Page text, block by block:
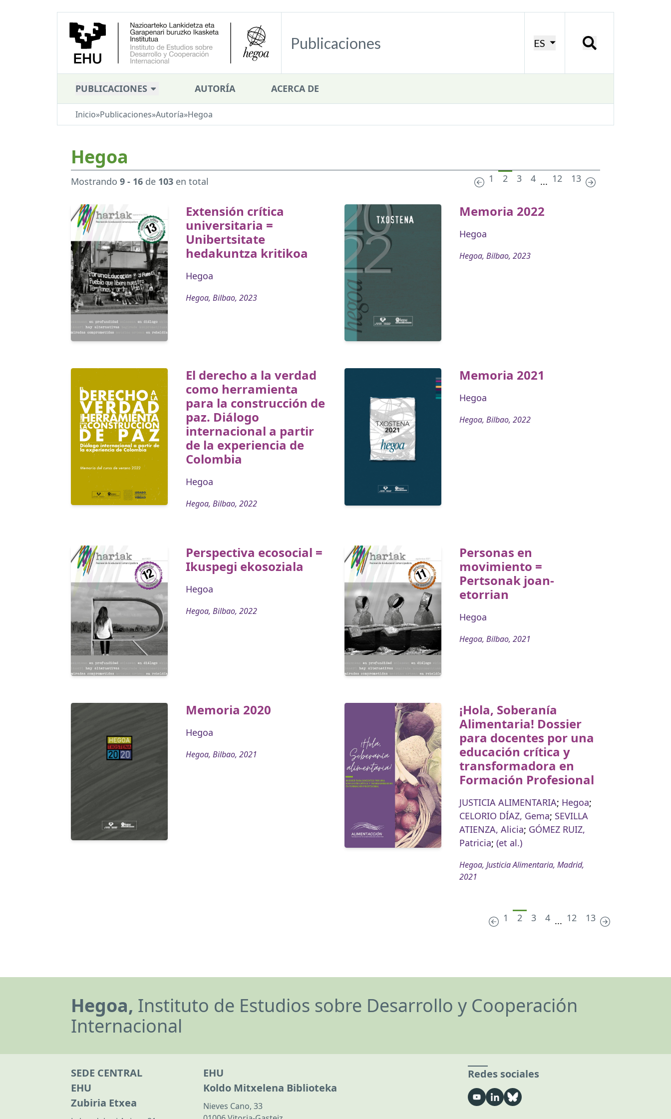
Publicaciones ES
PUBLICACIONES AUTORÍA ACERCA DE
Inicio»Publicaciones»Autoría»Hegoa
Hegoa
Mostrando 9 - 16 de 103 en total 1 2 3 4 ... 12 13
Extensión crítica
universitaria =
Unibertsitate
hedakuntza kritikoa
Hegoa
Hegoa, Bilbao, 2023
Memoria 2022
Hegoa
Hegoa, Bilbao, 2023
El derecho a la verdad
como herramienta
para la construcción de
paz. Diálogo
internacional a partir
de la experiencia de
Colombia
Hegoa
Hegoa, Bilbao, 2022
Memoria 2021
Hegoa
Hegoa, Bilbao, 2022
Perspectiva ecosocial =
Ikuspegi ekosoziala
Hegoa
Hegoa, Bilbao, 2022
Personas en
movimiento =
Pertsonak joan-
etorrian
Hegoa
Hegoa, Bilbao, 2021
Memoria 2020
Hegoa
Hegoa, Bilbao, 2021
¡Hola, Soberanía
Alimentaria! Dossier
para docentes por una
educación crítica y
transformadora en
Formación Profesional
JUSTICIA ALIMENTARIA; Hegoa;
CELORIO DÍAZ, Gema; SEVILLA
ATIENZA, Alicia; GÓMEZ RUIZ,
Patricia; (et al.)
Hegoa, Justicia Alimentaria, Madrid,
2021
1 2 3 4 ... 12 13
Hegoa, Instituto de Estudios sobre Desarrollo y Cooperación
Internacional
SEDE CENTRAL
EHU
Zubiria Etxea
EHU
Koldo Mitxelena Biblioteka
Nieves Cano, 33
Redes sociales